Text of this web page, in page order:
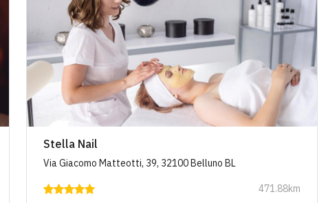
Stella Nail
Via Giacomo Matteotti, 39, 32100 Belluno BL
471.88km